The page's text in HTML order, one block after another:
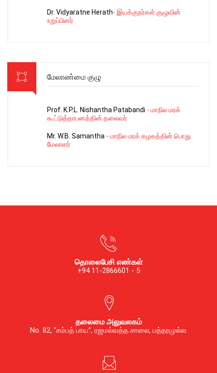
Dr. Vidyaratne Herath- இயக்குநர்கள் குழுவின்
உறுப்பினர்
மேலாண்மை குழு
Prof. K.P.L. Nishantha Patabandi - மாநில மரக்
கூட்டுத்தாபனத்தின் தலைவர்
Mr. W.B. Samantha - மாநில மரக் கழகத்தின் பொது
மேலாளர்
தொலைபேசி எண்கள்
+94 11-2866601 - 5
தலைமை அலுவலகம்
No. 82, “சம்பத் பாய”, ரஜமல்வத்த சாலை, பத்தரமுல்ல.